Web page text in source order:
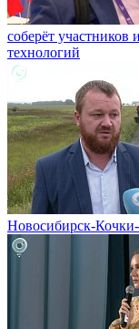
соберёт участников
технологий
Новосибирск-